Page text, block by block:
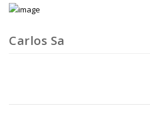
Carlos Sa